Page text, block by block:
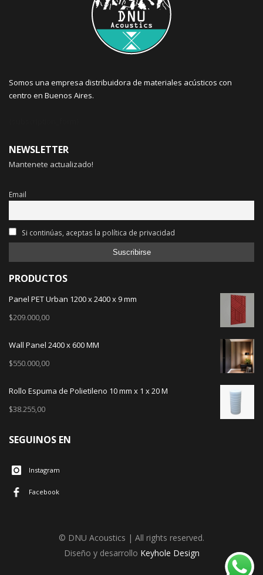
Somos una empresa distribuidora de materiales acústicos con
centro en Buenos Aires.
NEWSLETTER
Mantenete actualizado!
Email
Si continúas, aceptas la política de privacidad
PRODUCTOS
Panel PET Urban 1200 x 2400 x 9 mm
$209.000,00
Wall Panel 2400 x 600 MM
$550.000,00
Rollo Espuma de Polietileno 10 mm x 1 x 20 M
$38.255,00
SEGUINOS EN
Instagram
Facebook
© DNU Acoustics | All rights reserved.
Diseño y desarrollo Keyhole Design